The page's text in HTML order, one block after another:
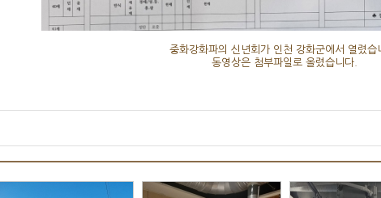
중화강화파의 신년회가 인천 강화군에서 열렸습
동영상은 첨부파일로 올렸습니다.